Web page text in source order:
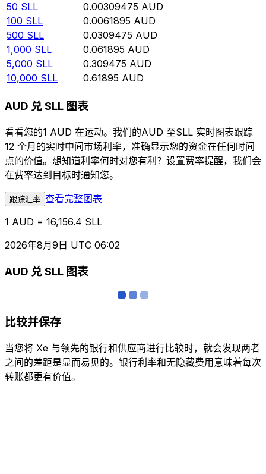
50 SLL 0.00309475 AUD
100 SLL 0.0061895 AUD
500 SLL 0.0309475 AUD
1,000 SLL 0.061895 AUD
5,000 SLL 0.309475 AUD
10,000 SLL 0.61895 AUD
AUD 兑 SLL 图表
看看您的1 AUD 在运动。我们的AUD 至SLL 实时图表跟踪
12 个月的实时中间市场利率，准确显示您的资金在任何时间
点的价值。想知道利率何时对您有利？设置费率提醒，我们会
在费率达到目标时通知您。
跟踪汇率 查看完整图表
1 AUD = 16,156.4 SLL
2026年8月9日 UTC 06:02
AUD 兑 SLL 图表
比较并保存
当您将 Xe 与领先的银行和供应商进行比较时，就会发现两者
之间的差距是显而易见的。银行利率和无隐藏费用意味着每次
转账都更有价值。